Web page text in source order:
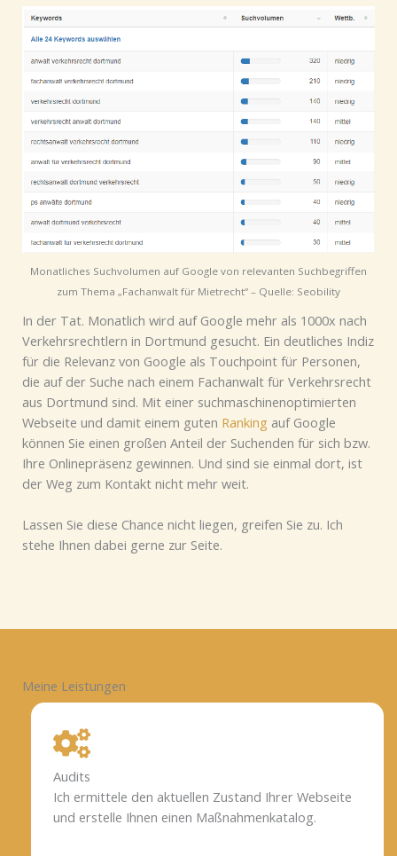
Monatliches Suchvolumen auf Google von relevanten Suchbegriffen
zum Thema „Fachanwalt für Mietrecht“ – Quelle: Seobility
In der Tat. Monatlich wird auf Google mehr als 1000x nach
Verkehrsrechtlern in Dortmund gesucht. Ein deutliches Indiz
für die Relevanz von Google als Touchpoint für Personen,
die auf der Suche nach einem Fachanwalt für Verkehrsrecht
aus Dortmund sind. Mit einer suchmaschinenoptimierten
Webseite und damit einem guten Ranking auf Google
können Sie einen großen Anteil der Suchenden für sich bzw.
Ihre Onlinepräsenz gewinnen. Und sind sie einmal dort, ist
der Weg zum Kontakt nicht mehr weit.
Lassen Sie diese Chance nicht liegen, greifen Sie zu. Ich
stehe Ihnen dabei gerne zur Seite.
Meine Leistungen
Audits
Ich ermittele den aktuellen Zustand Ihrer Webseite
und erstelle Ihnen einen Maßnahmenkatalog.